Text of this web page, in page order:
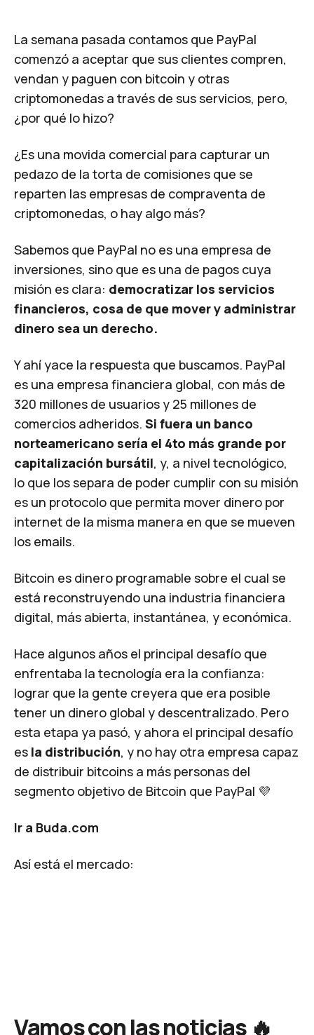
La semana pasada contamos que PayPal
comenzó a aceptar que sus clientes compren,
vendan y paguen con bitcoin y otras
criptomonedas a través de sus servicios, pero,
¿por qué lo hizo?
¿Es una movida comercial para capturar un
pedazo de la torta de comisiones que se
reparten las empresas de compraventa de
criptomonedas, o hay algo más?
Sabemos que PayPal no es una empresa de
inversiones, sino que es una de pagos cuya
misión es clara: democratizar los servicios
financieros, cosa de que mover y administrar
dinero sea un derecho.
Y ahí yace la respuesta que buscamos. PayPal
es una empresa financiera global, con más de
320 millones de usuarios y 25 millones de
comercios adheridos. Si fuera un banco
norteamericano sería el 4to más grande por
capitalización bursátil, y, a nivel tecnológico,
lo que los separa de poder cumplir con su misión
es un protocolo que permita mover dinero por
internet de la misma manera en que se mueven
los emails.
Bitcoin es dinero programable sobre el cual se
está reconstruyendo una industria financiera
digital, más abierta, instantánea, y económica.
Hace algunos años el principal desafío que
enfrentaba la tecnología era la confianza:
lograr que la gente creyera que era posible
tener un dinero global y descentralizado. Pero
esta etapa ya pasó, y ahora el principal desafío
es la distribución, y no hay otra empresa capaz
de distribuir bitcoins a más personas del
segmento objetivo de Bitcoin que PayPal 💜
Ir a Buda.com
Así está el mercado:
Vamos con las noticias 🔥